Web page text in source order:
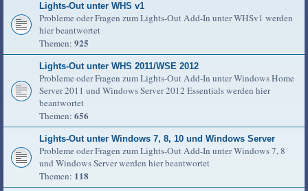
Lights-Out unter WHS v1
Probleme oder Fragen zum Lights-Out Add-In unter WHSv1 werden
hier beantwortet
Themen: 925
Lights-Out unter WHS 2011/WSE 2012
Probleme oder Fragen zum Lights-Out Add-In unter Windows Home
Server 2011 und Windows Server 2012 Essentials werden hier
beantwortet
Themen: 656
Lights-Out unter Windows 7, 8, 10 und Windows Server
Probleme oder Fragen zum Lights-Out Add-In unter Windows 7, 8
und Windows Server werden hier beantwortet
Themen: 118